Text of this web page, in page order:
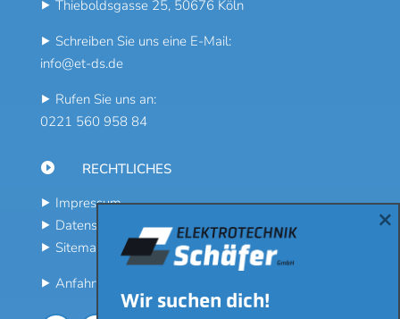
⯈ Thieboldsgasse 25, 50676 Köln
⯈ Schreiben Sie uns eine E-Mail:
info@et-ds.de
⯈ Rufen Sie uns an:
0221 560 958 84

RECHTLICHES
⯈ Impressum
⯈ Datenschutz
⯈ Sitemap
⯈ Anfahrt
Wir suchen dich!
×